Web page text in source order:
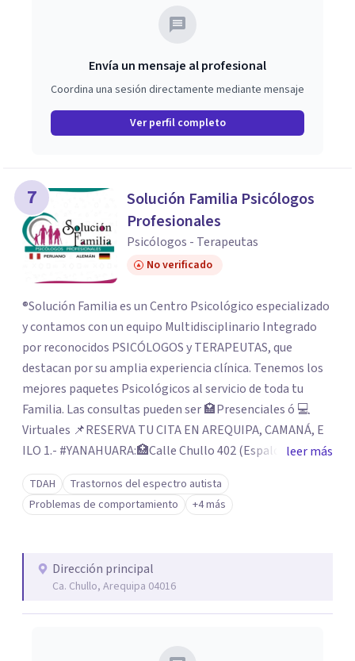
Envía un mensaje al profesional
Coordina una sesión directamente mediante mensaje
Ver perfil completo
7
Solución Familia Psicólogos
Profesionales
Psicólogos - Terapeutas
No verificado
®️Solución Familia es un Centro Psicológico especializado
y contamos con un equipo Multidisciplinario Integrado
por reconocidos PSICÓLOGOS y TERAPEUTAS, que
destacan por su amplia experiencia clínica. Tenemos los
mejores paquetes Psicológicos al servicio de toda tu
Familia. Las consultas pueden ser 🏩Presenciales ó 💻
Virtuales 📌RESERVA TU CITA EN AREQUIPA, CAMANÁ, E
ILO 1.- #YANAHUARA:🏥Calle Chullo 402 (Espalda del
parque del Avión)📲954207600 2.- #PAUCARPATA:🏥Calle
Ramón Castilla 109 (Espalda Mall Aventura)📲977877713
3.- #CCOLORADO: 🏥Av. Alfonso Ugarte 500 (Esq. Plaza las
216 Urb. Fecia (Óvalo del Cementerio La Apacheta)📲
992641014 5.-#CAMANÁ: 🏥Jr. Piérola 170 (A un costado
del Colegio de Jesús)📲935705690 6.- #ILO 🏥Urb. 7 de
Mayo G-10 Av. Lino Urquieta (Frente a la Plaza Bolognesi)
leer más
TDAH
Trastornos del espectro autista
Problemas de comportamiento
+4 más
Dirección principal
Ca. Chullo, Arequipa 04016